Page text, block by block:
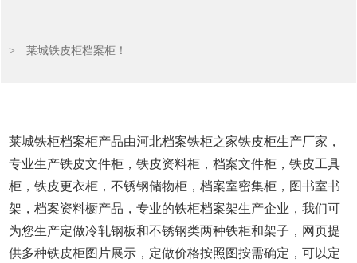
> 莱城铁皮柜档案柜！
莱城铁柜档案柜产品由河北档案铁柜之家铁皮柜生产厂家，
专业生产铁皮文件柜，铁皮资料柜，档案文件柜，铁皮工具
柜，铁皮更衣柜，不锈钢储物柜，档案室密集柜，图书室书
架，档案资料橱产品，专业的铁柜档案架生产企业，我们可
为您生产定做冷轧钢板和不锈钢类两种铁柜和架子，网页提
供多种铁皮柜图片展示，定做价格按照图按需确定，可以定